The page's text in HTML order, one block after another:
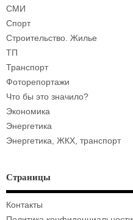
СМИ
Спорт
Строительство. Жилье
ТП
Транспорт
Фоторепортажи
Что бы это значило?
Экономика
Энергетика
Энергетика, ЖКХ, транспорт
Страницы
Контакты